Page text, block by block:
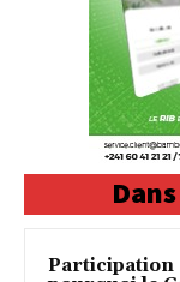
Participation